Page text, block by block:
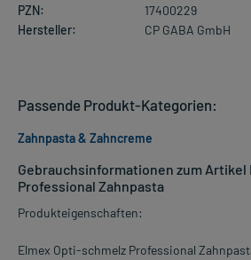
PZN:
17400229
Hersteller:
CP GABA GmbH
Gebrauchsinformationen zum Artikel
Professional Zahnpasta
Produkteigenschaften:
Elmex Opti-schmelz Professional
Passende Produkt-Kategorien:
Zahnpasta & Zahncreme